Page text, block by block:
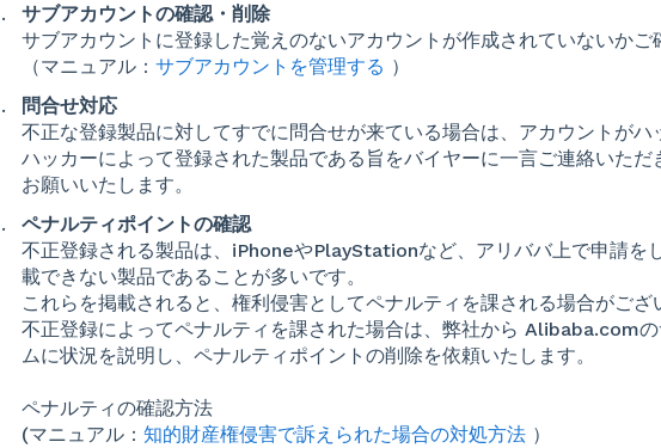
サブアカウントの確認・削除
サブアカウントに登録した覚えのないアカウントが作成されていないかご
（マニュアル： サブアカウントを管理する ）
問合せ対応
不正な登録製品に対してすでに問合せが来ている場合は、アカウントがハ
ハッカーによって登録された製品である旨をバイヤーに一言ご連絡いただ
お願いいたします。
ペナルティポイントの確認
不正登録される製品は、iPhoneやPlayStationなど、アリババ上で申請を
載できない製品であることが多いです。
これらを掲載されると、権利侵害としてペナルティを課される場合がござ
不正登録によってペナルティを課された場合は、弊社から Alibaba.com
ムに状況を説明し、ペナルティポイントの削除を依頼いたします。
ペナルティの確認方法
(マニュアル： 知的財産権侵害で訴えられた場合の対処方法）